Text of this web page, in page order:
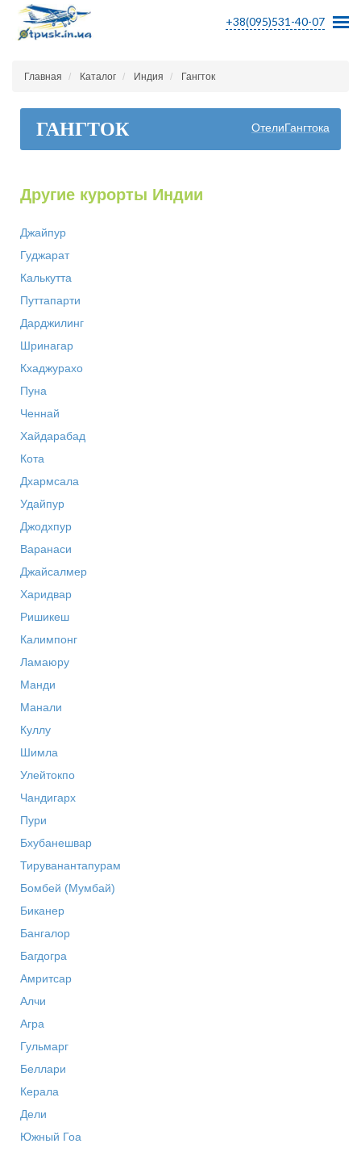
+38(095)531-40-07
Главная Каталог Индия Гангток
ГАНГТОК ОтелиГангтока
Другие курорты Индии
Джайпур
Гуджарат
Калькутта
Путтапарти
Дарджилинг
Шринагар
Кхаджурахо
Пуна
Ченнай
Хайдарабад
Кота
Дхармсала
Удайпур
Джодхпур
Варанаси
Джайсалмер
Харидвар
Ришикеш
Калимпонг
Ламаюру
Манди
Манали
Куллу
Шимла
Улейтокпо
Чандигарх
Пури
Бхубанешвар
Тируванантапурам
Бомбей (Мумбай)
Биканер
Бангалор
Багдогра
Амритсар
Алчи
Агра
Гульмарг
Беллари
Керала
Дели
Южный Гоа